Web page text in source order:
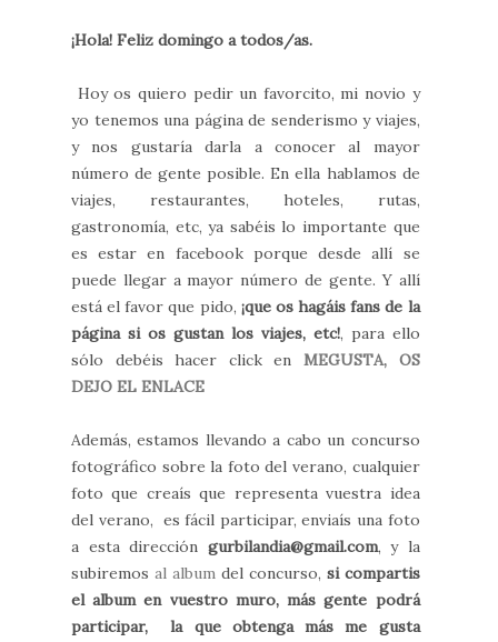
¡Hola! Feliz domingo a todos/as.
Hoy os quiero pedir un favorcito, mi novio y
yo tenemos una página de senderismo y viajes,
y nos gustaría darla a conocer al mayor
número de gente posible. En ella hablamos de
viajes, restaurantes, hoteles, rutas,
gastronomía, etc, ya sabéis lo importante que
es estar en facebook porque desde allí se
puede llegar a mayor número de gente. Y allí
está el favor que pido, ¡que os hagáis fans de la
página si os gustan los viajes, etc!, para ello
sólo debéis hacer click enMEGUSTA, OS
DEJO EL ENLACE
Además, estamos llevando a cabo un concurso
fotográfico sobre la foto del verano, cualquier
foto que creaís que representa vuestra idea
del verano, es fácil participar, enviaís una foto
a esta dirección gurbilandia@gmail.com, y la
subiremos al albumdel concurso, si compartis
el album en vuestro muro, más gente podrá
participar, la que obtenga más me gusta